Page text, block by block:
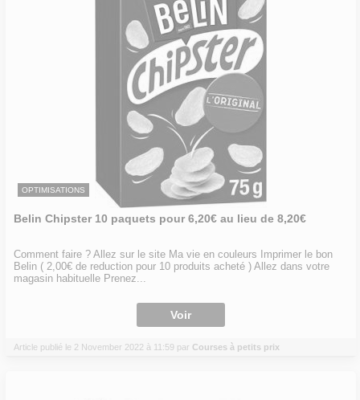
OPTIMISATIONS
Belin Chipster 10 paquets pour 6,20€ au lieu de 8,20€
Comment faire ? Allez sur le site Ma vie en couleurs Imprimer le bon
Belin ( 2,00€ de reduction pour 10 produits acheté ) Allez dans votre
magasin habituelle Prenez...
Voir
Article publié le 2 November 2022 à 11:59 par Courses à petits prix